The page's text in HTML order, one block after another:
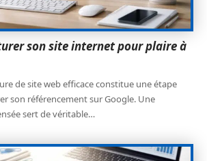
son site internet pour plaire à
de site web efficace constitue une étape
son référencement sur Google. Une
sert de véritable…